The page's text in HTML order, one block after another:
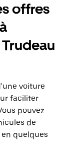
offres
voiture
faciliter
pouvez
de
quelques